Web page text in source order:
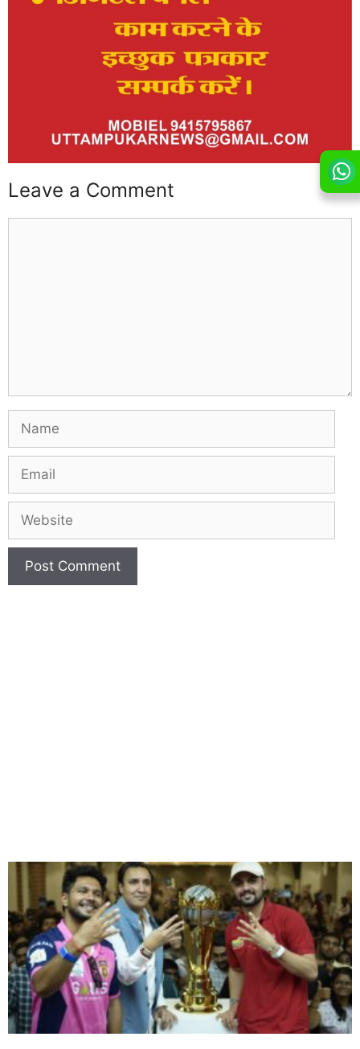
Leave a Comment